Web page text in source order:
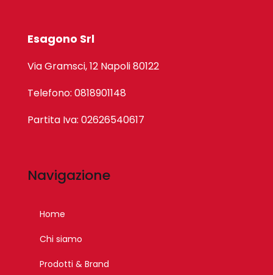
Esagono Srl
Via Gramsci, 12 Napoli 80122
Telefono: 0818901148
Partita Iva: 02626540617
Navigazione
Home
Chi siamo
Prodotti & Brand